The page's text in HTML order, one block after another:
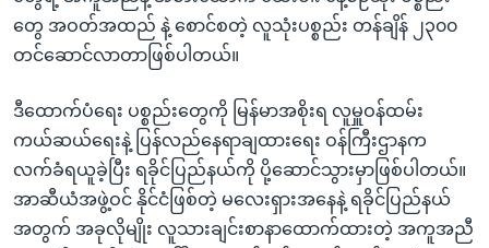
တွေ အဝတ်အထည် နဲ့ စောင်စတဲ့ လူသုံးပစ္စည်း တန်ချိန် ၂၃၀၀
တင်ဆောင်လာတာဖြစ်ပါတယ်။
ဒီထောက်ပံရေး ပစ္စည်းတွေကို မြန်မာအစိုးရ လူမှူဝန်ထမ်း
ကယ်ဆယ်ရေးနဲ့ ပြန်လည်နေရာချထားရေး ဝန်ကြီးဌာနက
လက်ခံရယူခဲ့ပြီး ရခိုင်ပြည်နယ်ကို ပို့ဆောင်သွားမှာဖြစ်ပါတယ်။
အာဆီယံအဖွဲ့ဝင် နိုင်ငံဖြစ်တဲ့ မလေးရှားအနေနဲ့ ရခိုင်ပြည်နယ်
အတွက် အခုလိုမျိုး လူသားချင်းစာနာထောက်ထားတဲ့ အကူအညီ